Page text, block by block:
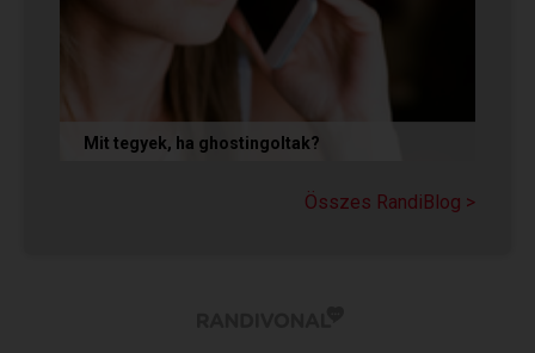
Mit tegyek, ha ghostingoltak?
a legfontosabb teendőd: ne fuss utána, ne küldj
Összes RandiBlog >